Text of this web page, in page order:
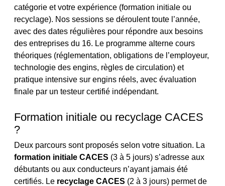
catégorie et votre expérience (formation initiale ou
recyclage). Nos sessions se déroulent toute l’année,
avec des dates régulières pour répondre aux besoins
des entreprises du 16. Le programme alterne cours
théoriques (réglementation, obligations de l’employeur,
technologie des engins, règles de circulation) et
pratique intensive sur engins réels, avec évaluation
finale par un testeur certifié indépendant.
Formation initiale ou recyclage CACES
?
Deux parcours sont proposés selon votre situation. La
formation initiale CACES (3 à 5 jours) s’adresse aux
débutants ou aux conducteurs n’ayant jamais été
certifiés. Le recyclage CACES (2 à 3 jours) permet de